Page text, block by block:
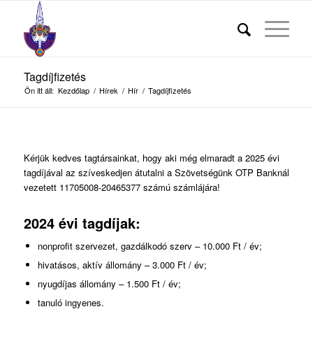
Tagdíjfizetés
Ön itt áll: Kezdőlap / Hírek / Hír / Tagdíjfizetés
Kérjük kedves tagtársainkat, hogy aki még elmaradt a 2025 évi
tagdíjával az szíveskedjen átutalni a Szövetségünk OTP Banknál
vezetett 11705008-20465377 számú számlájára!
2024 évi tagdíjak:
nonprofit szervezet, gazdálkodó szerv – 10.000 Ft / év;
hivatásos, aktív állomány – 3.000 Ft / év;
nyugdíjas állomány – 1.500 Ft / év;
tanuló ingyenes.